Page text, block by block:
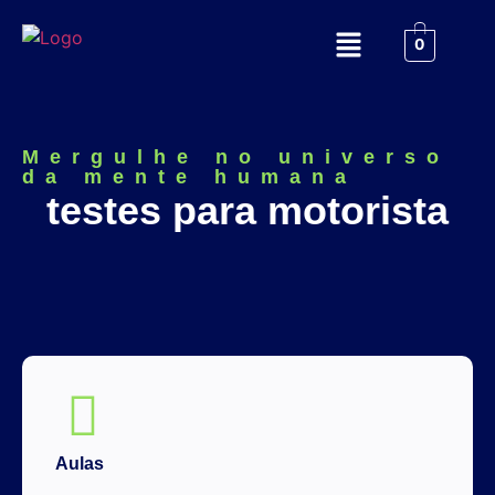
0
Mergulhe no universo
da mente humana
testes para motorista
Aulas